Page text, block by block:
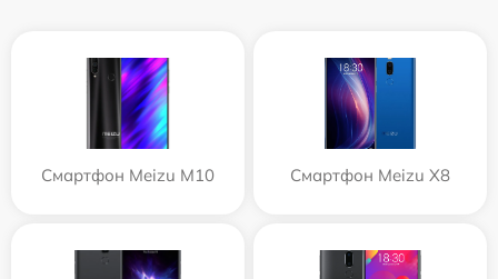
Смартфон Meizu M10 Смартфон Meizu X8